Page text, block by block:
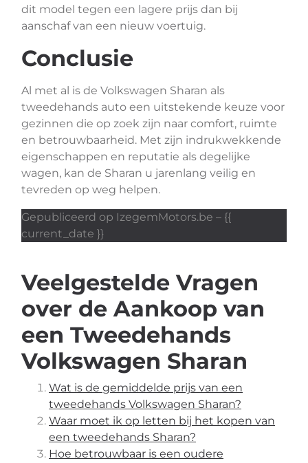
dit model tegen een lagere prijs dan bij
aanschaf van een nieuw voertuig.
Conclusie
Al met al is de Volkswagen Sharan als
tweedehands auto een uitstekende keuze voor
gezinnen die op zoek zijn naar comfort, ruimte
en betrouwbaarheid. Met zijn indrukwekkende
eigenschappen en reputatie als degelijke
wagen, kan de Sharan u jarenlang veilig en
tevreden op weg helpen.
Gepubliceerd op IzegemMotors.be – {{
current_date }}
Veelgestelde Vragen
over de Aankoop van
een Tweedehands
Volkswagen Sharan
Wat is de gemiddelde prijs van een
tweedehands Volkswagen Sharan?
Waar moet ik op letten bij het kopen van
een tweedehands Sharan?
Hoe betrouwbaar is een oudere